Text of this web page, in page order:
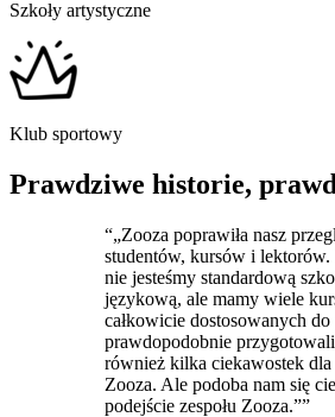
Szkoły artystyczne
Klub sportowy
Prawdziwe historie,
“„Zooza poprawiła nasz
studentów, kursów i lektorów.
nie jesteśmy standardową
językową, ale mamy wiele
całkowicie dostosowanych do
prawdopodobnie
również kilka ciekawostek dla
Zooza. Ale podoba nam się
podejście zespołu Zooza.””